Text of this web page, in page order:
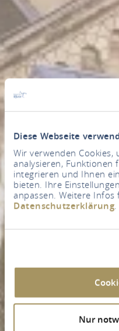
Diese Webseite
Wir verwenden Cookies,
analysieren, Funktionen
integrieren und Ihnen
bieten. Ihre
anpassen. Weitere
Datenschutzerklärung.
Nur